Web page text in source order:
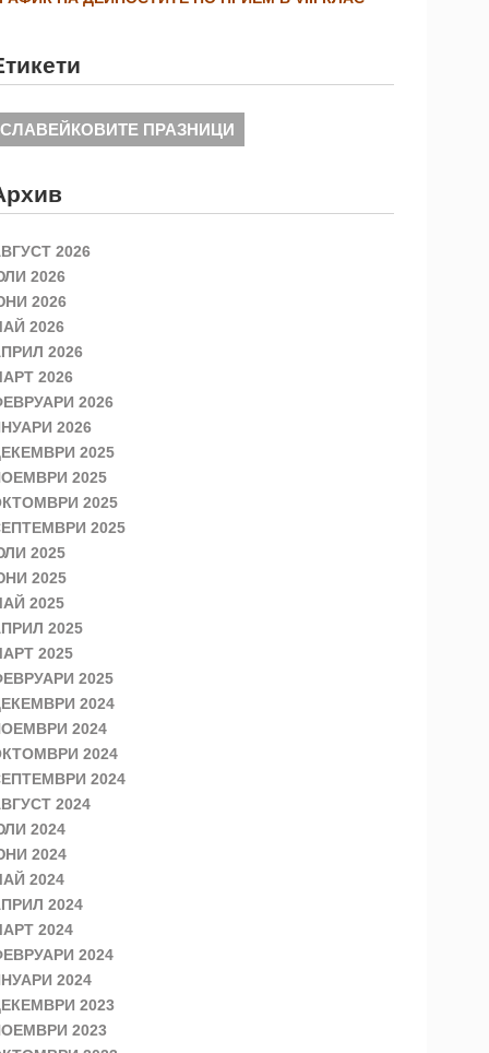
СЛАВЕЙКОВИТЕ ПРАЗНИЦИ
2026
2026
2026
2026
2026
2026
2026
2026
2025
2025
2025
2025
2025
2025
2025
2025
2025
2025
2024
2024
2024
2024
2024
2024
2024
2024
2024
2024
2024
2024
2023
2023